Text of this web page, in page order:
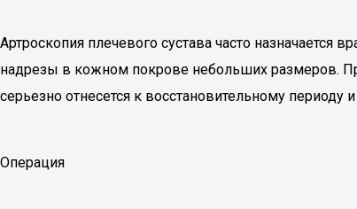
Артроскопия плечевого сустава часто
надрезы в кожном покрове небольших размеров.
серьезно отнесется к восстановительному
Операция